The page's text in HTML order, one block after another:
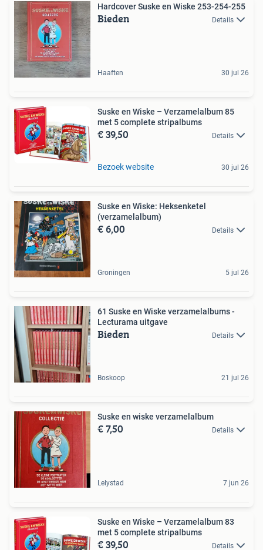
Hardcover Suske en Wiske 253-254-255
Bieden Details
Haaften 30 jul 26
Suske en Wiske – Verzamelalbum 85
met 5 complete stripalbums
€ 39,50 Details
Bezoek website 30 jul 26
Suske en Wiske: Heksenketel
(verzamelalbum)
€ 6,00 Details
Groningen 5 jul 26
61 Suske en Wiske verzamelalbums -
Lecturama uitgave
Bieden Details
Boskoop 21 jul 26
Suske en wiske verzamelalbum
€ 7,50 Details
Lelystad 7 jun 26
Suske en Wiske – Verzamelalbum 83
met 5 complete stripalbums
€ 39,50 Details